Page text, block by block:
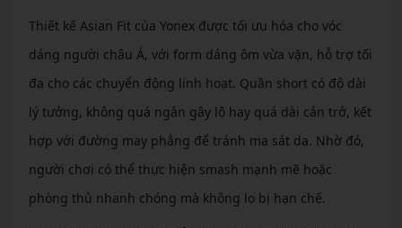
Thiết kế Asian Fit của Yonex được tối ưu hóa cho vóc
dáng người châu Á, với form dáng ôm vừa vặn, hỗ trợ tối
đa cho các chuyển động linh hoạt. Quần short có độ dài
lý tưởng, không quá ngắn gây lộ hay quá dài cản trở, kết
hợp với đường may phẳng để tránh ma sát da. Nhờ đó,
người chơi có thể thực hiện smash mạnh mẽ hoặc
phòng thủ nhanh chóng mà không lo bị hạn chế.